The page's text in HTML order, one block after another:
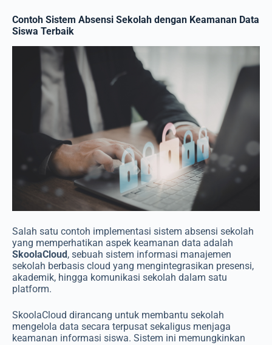
Contoh Sistem Absensi Sekolah dengan Keamanan Data
Siswa Terbaik
Salah satu contoh implementasi sistem absensi sekolah
yang memperhatikan aspek keamanan data adalah
SkoolaCloud, sebuah sistem informasi manajemen
sekolah berbasis cloud yang mengintegrasikan presensi,
akademik, hingga komunikasi sekolah dalam satu
platform.
SkoolaCloud dirancang untuk membantu sekolah
mengelola data secara terpusat sekaligus menjaga
keamanan informasi siswa. Sistem ini memungkinkan